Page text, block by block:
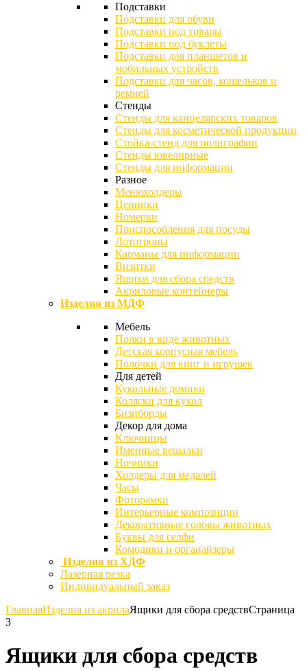
Подставки
Подставки для обуви
Подставки под товары
Подставки под буклеты
Подставки для планшетов и
мобильных устройств
Подставки для часов, кошельков и
ремней
Стенды
Стенды для канцелярских товаров
Стенды для косметической продукции
Стойка-стенд для полиграфии
Стенды ювелирные
Стенды для информации
Разное
Менюхолдеры
Ценники
Номерки
Приспособления для посуды
Лототроны
Карманы для информации
Визитки
Ящики для сбора средств
Акриловые контейнеры
Изделия из МДФ
Мебель
Полки в виде животных
Детская корпусная мебель
Полочки для книг и игрушек
Для детей
Кукольные домики
Коляски для кукол
Бизиборды
Декор для дома
Ключницы
Именные вешалки
Ночники
Холдеры для медалей
Часы
Фоторамки
Интерьерные композиции
Декоративные головы животных
Буквы для селфи
Комодики и органайзеры
Изделия из ХДФ
Лазерная резка
Индивидуальный заказ
ГлавнаяИзделия из акрилаЯщики для сбора средствСтраница
3
Ящики для сбора средств